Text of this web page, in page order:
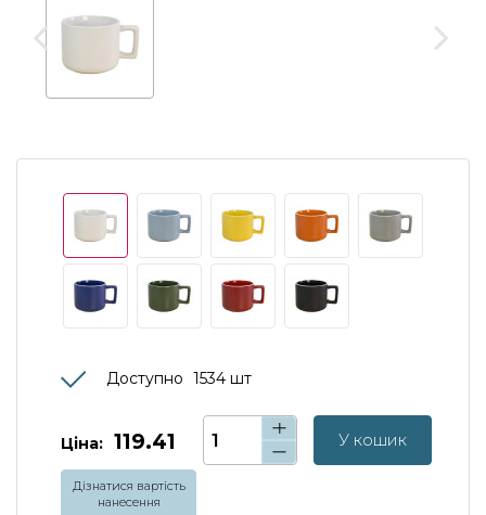
Доступно 1534 шт
Ціна: 119.41 У кошик
Дізнатися вартість
нанесення